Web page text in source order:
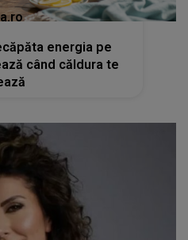
energia pe
când căldura te